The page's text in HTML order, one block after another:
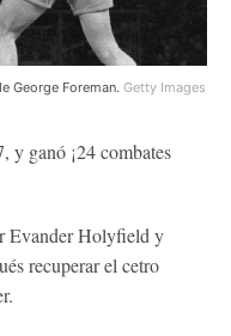
George Foreman. Getty Images
y ganó ¡24 combates
Evander Holyfield y
recuperar el cetro